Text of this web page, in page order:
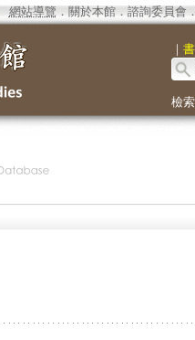
網站導覽 ． 關於本館． 諮詢委員會．
｜
檢